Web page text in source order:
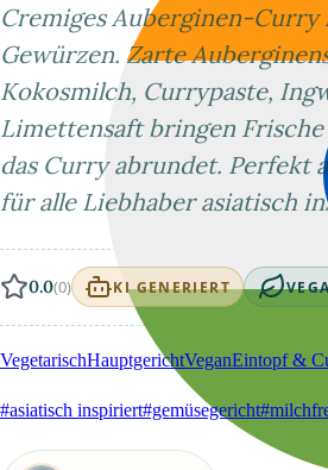
Cremiges Auberginen-
Gewürzen. Zarte
Kokosmilch, Currypaste,
Limettensaft bringen
das Curry abrundet. Perfekt
für alle Liebhaber asiatisch
0.0(0) KI GENERIERT
VegetarischHauptgerichtVeganEintopf &
#asiatisch inspiriert#gemüsegericht